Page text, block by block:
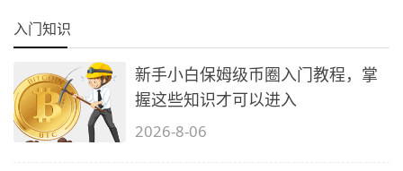
入门知识
新手小白保姆级币圈入门教程，掌
握这些知识才可以进入
2026-8-06